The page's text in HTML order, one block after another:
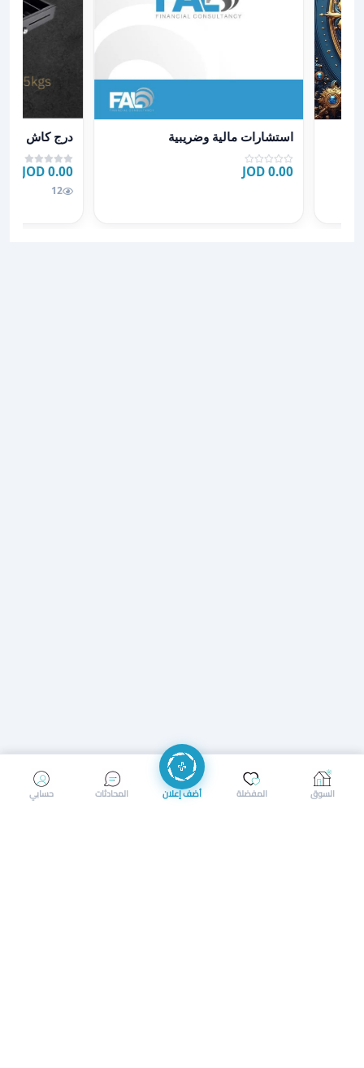
عرض تفاصيل استشارات مالية وضريبية
استشارات مالية وضريبية
0.00 JOD
عرض تفاصيل
درج كاش
0.00 JOD
12
إرسال رسالة إجراء مكالمة
حسابي المحادثات أضف إعلان المفضلة السوق